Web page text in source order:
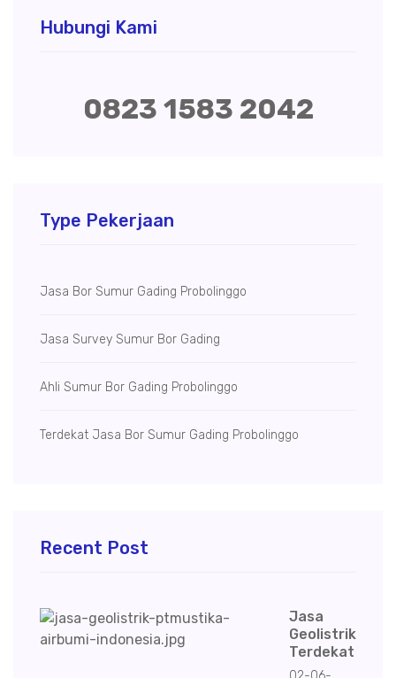
Hubungi Kami
0823 1583 2042
Type Pekerjaan
Jasa Bor Sumur Gading Probolinggo
Jasa Survey Sumur Bor Gading
Ahli Sumur Bor Gading Probolinggo
Terdekat Jasa Bor Sumur Gading Probolinggo
Recent Post
Jasa
Geolistrik
Terdekat